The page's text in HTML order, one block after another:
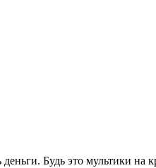
Будь это мультики на